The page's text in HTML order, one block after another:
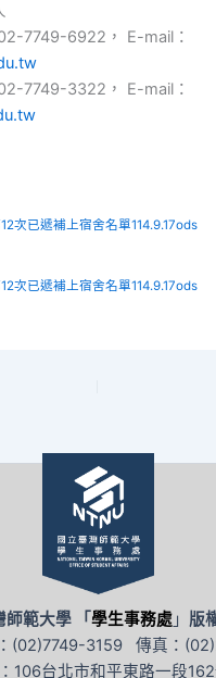
7749-6922， E-mail：
7749-3322， E-mail：
次已遞補上宿舍名單114.9.17ods
次已遞補上宿舍名單114.9.17ods
師範大學 「學生事務處 」 版
(02)7749-3159 傳真：
106台北市和平東路一段